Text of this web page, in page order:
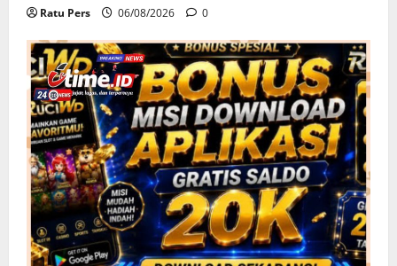
Ratu Pers 06/08/2026 0